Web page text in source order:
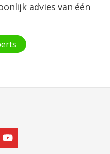
advies van één